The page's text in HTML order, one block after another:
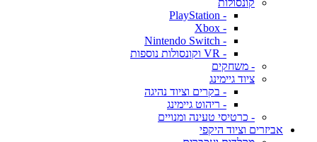
קונסולות
- PlayStation
- Xbox
- Nintendo Switch
- VR וקונסולות נוספות
- משחקים
ציוד גיימינג
- בקרים וציוד נהיגה
- ריהוט גיימינג
- כרטיסי טעינה ומנויים
אביזרים וציוד היקפי